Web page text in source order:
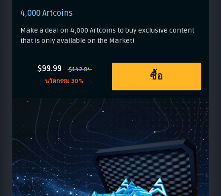
4,000 Artcoins
Make a deal on 4,000 Artcoins to buy exclusive content
that is only available on the Market!
$99.99
$142.84
นวัตกรรม 30%
ซื้อ